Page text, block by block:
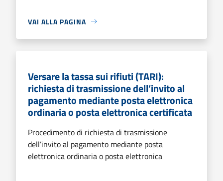
VAI ALLA PAGINA
Versare la tassa sui rifiuti (TARI):
richiesta di trasmissione dell’invito al
pagamento mediante posta elettronica
ordinaria o posta elettronica certificata
Procedimento di richiesta di trasmissione
dell’invito al pagamento mediante posta
elettronica ordinaria o posta elettronica